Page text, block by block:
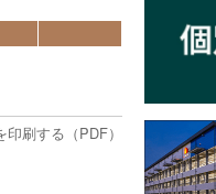
印刷する（PDF）